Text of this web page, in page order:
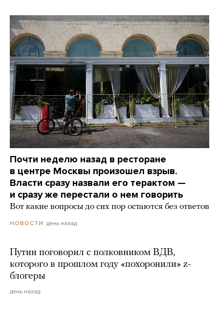
Почти неделю назад в ресторане
в центре Москвы произошел взрыв.
Власти сразу назвали его терактом —
и сразу же перестали о нем говорить
Вот какие вопросы до сих пор остаются без ответов
НОВОСТИ день назад
Путин поговорил с полковником ВДВ,
которого в прошлом году «похоронили» z-
блогеры
день назад